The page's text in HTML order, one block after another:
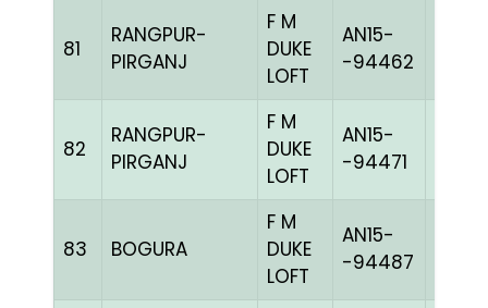
81
RANGPUR-
PIRGANJ
F M
DUKE
LOFT
AN15-
-94462
82
RANGPUR-
PIRGANJ
F M
DUKE
LOFT
AN15-
-94471
83 BOGURA
F M
DUKE
LOFT
AN15-
-94487